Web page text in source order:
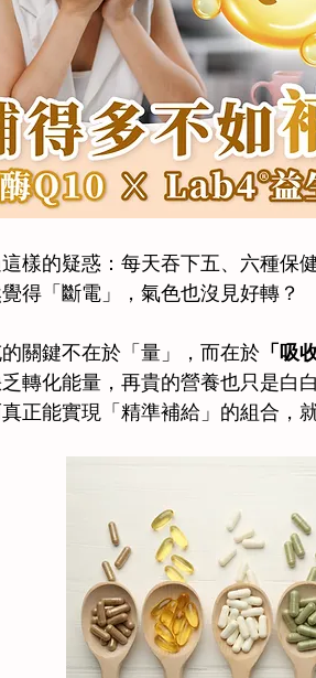
樣的疑惑：每天吞下五、六種保
得「斷電」，氣色也沒見好轉？
關鍵不在於「量」，而在於 「吸
轉化能量，再貴的營養也只是白
正能實現「精準補給」的組合，